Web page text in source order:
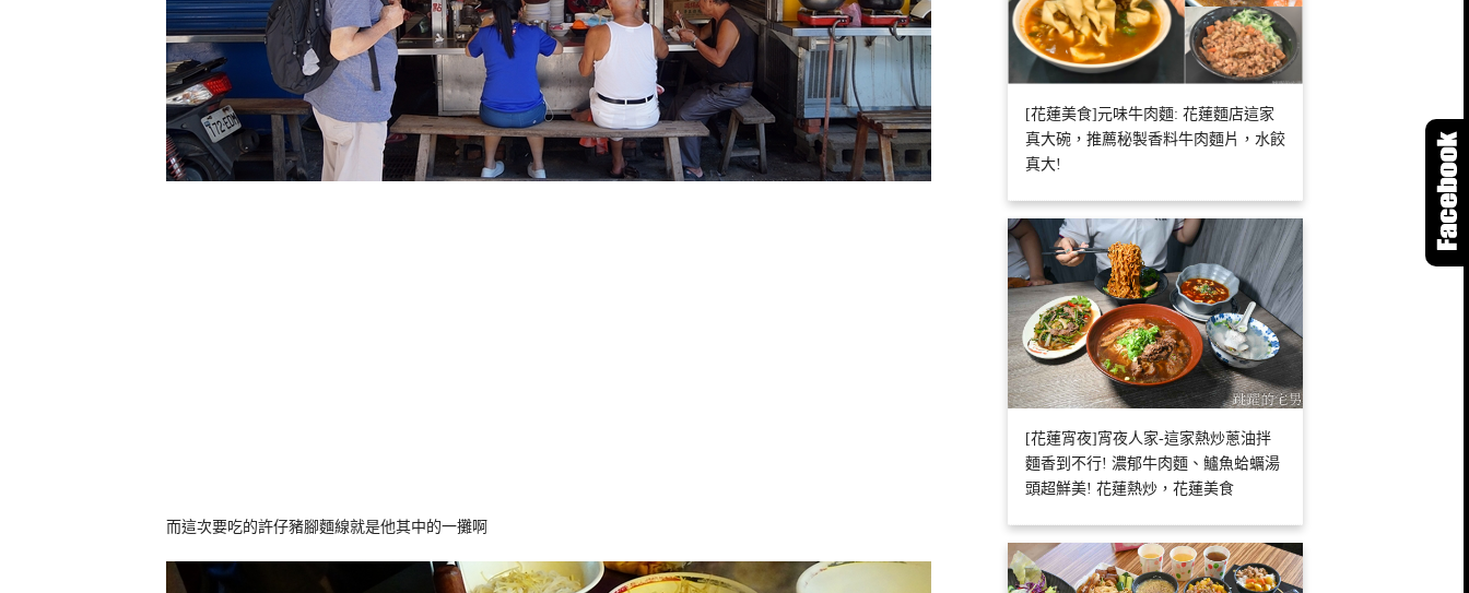
而這次要吃的許仔豬腳麵線就是他其中的一攤啊
[花蓮美食]元味牛肉麵: 花蓮麵店這家
真大碗，推薦秘製香料牛肉麵片，水餃
真大!
[花蓮宵夜]宵夜人家-這家熱炒蔥油拌
麵香到不行! 濃郁牛肉麵、鱸魚蛤蠣湯
頭超鮮美! 花蓮熱炒，花蓮美食